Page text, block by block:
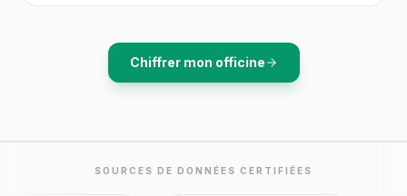
Chiffrer mon officine
SOURCES DE DONNÉES CERTIFIÉES